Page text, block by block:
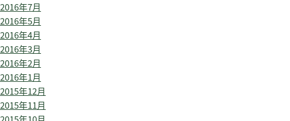
2016年7月
2016年5月
2016年4月
2016年3月
2016年2月
2016年1月
2015年12月
2015年11月